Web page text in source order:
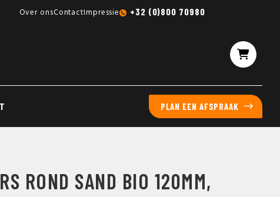
Gratis sampleboxen mogelijk
Over onsContactImpressie +32 (0)800 70980
PLAN EEN AFSPRAAK
ROND SAND BIO 120MM,